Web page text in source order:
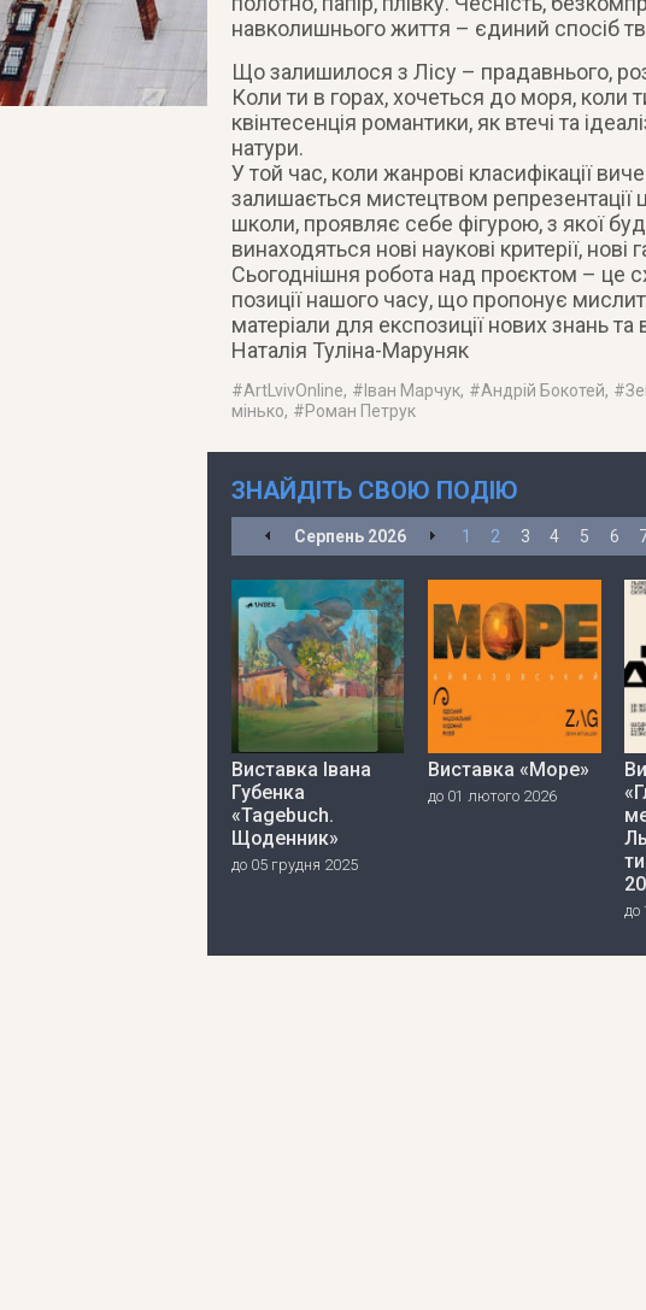
навколишнього життя – єдиний спосіб
Що залишилося з Лісу – прадавнього,
Коли ти в горах, хочеться до моря, коли
квінтесенція романтики, як втечі та
натури.
У той час, коли жанрові класифікації
залишається мистецтвом репрезентації
школи, проявляє себе фігурою, з якої
винаходяться нові наукові критерії, нові
Сьогоднішня робота над проєктом – це
позиції нашого часу, що пропонує
матеріали для експозиції нових знань та
Наталія Туліна-Маруняк
#ArtLvivOnline, # Іван Марчук, #Андрій Бокотей, #
мінько, #Роман Петрук
ЗНАЙДІТЬ СВОЮ ПОДІЮ
Серпень 2026 1 2 3 4 5 6
Виставка Івана
Губенка
«Tagebuch.
Щоденник»
до 05 грудня 2025
Виставка «Море»
до 01 лютого 2026
до